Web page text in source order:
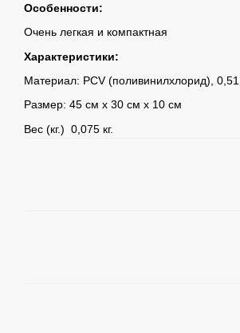
Особенности:
Очень легкая и компактная
Характеристики:
Материал: PCV (поливинилхлорид),
Размер: 45 см х 30 см х 10 см
Вес (кг.) 0,075 кг.